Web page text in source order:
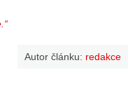
Autor článku: redakce